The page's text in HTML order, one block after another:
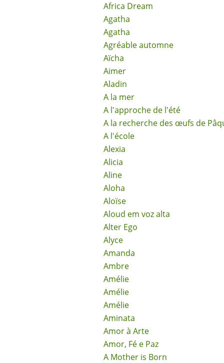
Africa Dream
Agatha
Agatha
Agréable automne
Aïcha
Aimer
Aladin
A la mer
A l'approche de l'été
A la recherche des œufs de
A l'école
Alexia
Alicia
Aline
Aloha
Aloïse
Aloud em voz alta
Alter Ego
Alyce
Amanda
Ambre
Amélie
Amélie
Amélie
Aminata
Amor à Arte
Amor, Fé e Paz
A Mother is Born